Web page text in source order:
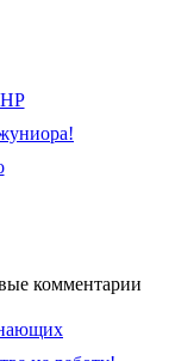
комментарии